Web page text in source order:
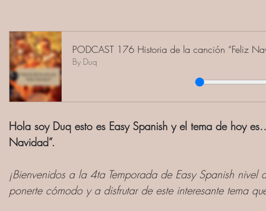
PODCAST 176 Historia de la canción “Feliz
By Duq
Hola soy Duq esto es Easy Spanish y el tema de hoy
Navidad”.
¡Bienvenidos a la 4ta Temporada de Easy Spanish
ponerte cómodo y a disfrutar de este interesante tema